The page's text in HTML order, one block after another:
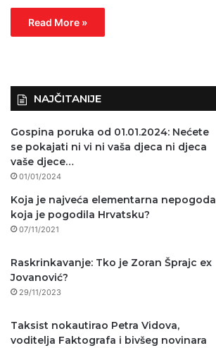
Read More »
NAJČITANIJE
Gospina poruka od 01.01.2024: Nećete
se pokajati ni vi ni vaša djeca ni djeca
vaše djece…
01/01/2024
Koja je najveća elementarna nepogoda
koja je pogodila Hrvatsku?
07/11/2021
Raskrinkavanje: Tko je Zoran Šprajc ex
Jovanović?
29/11/2023
Taksist nokautirao Petra Vidova,
voditelja Faktografa i bivšeg novinara